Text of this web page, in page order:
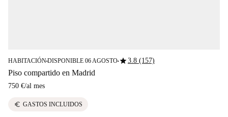
HABITACIÓN■DISPONIBLE 06 AGOSTO■star3.8 (157)
Piso compartido en Madrid
750 €/al mes
euro GASTOS INCLUIDOS